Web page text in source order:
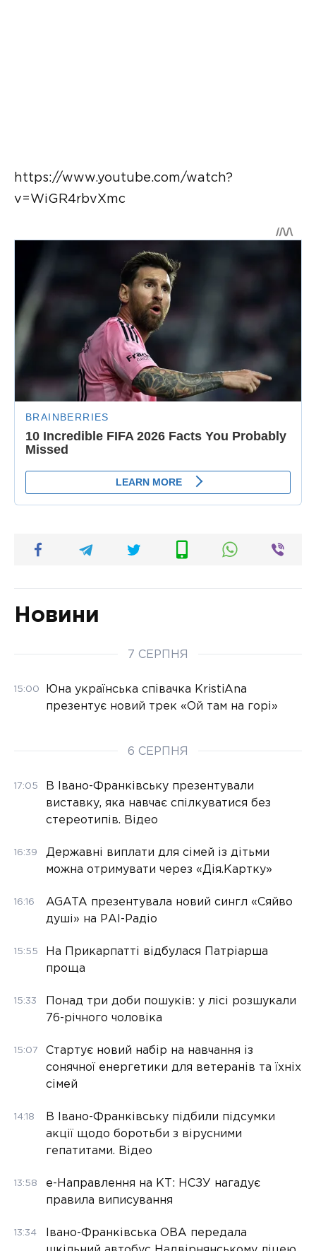
https://www.youtube.com/watch?
v=WiGR4rbvXmc
Новини
7 СЕРПНЯ
15:00
Юна українська співачка KristiAna
презентує новий трек «Ой там на горі»
6 СЕРПНЯ
17:05
В Івано-Франківську презентували
виставку, яка навчає спілкуватися без
стереотипів. Відео
16:39
Державні виплати для сімей із дітьми
можна отримувати через «Дія.Картку»
16:16
AGATA презентувала новий сингл «Сяйво
душі» на РАІ-Радіо
15:55
На Прикарпатті відбулася Патріарша
проща
15:33
Понад три доби пошуків: у лісі розшукали
76-річного чоловіка
15:07
Стартує новий набір на навчання із
сонячної енергетики для ветеранів та їхніх
сімей
14:18
В Івано-Франківську підбили підсумки
акції щодо боротьби з вірусними
гепатитами. Відео
13:58
е-Направлення на КТ: НСЗУ нагадує
правила виписування
13:34
Івано-Франківська ОВА передала